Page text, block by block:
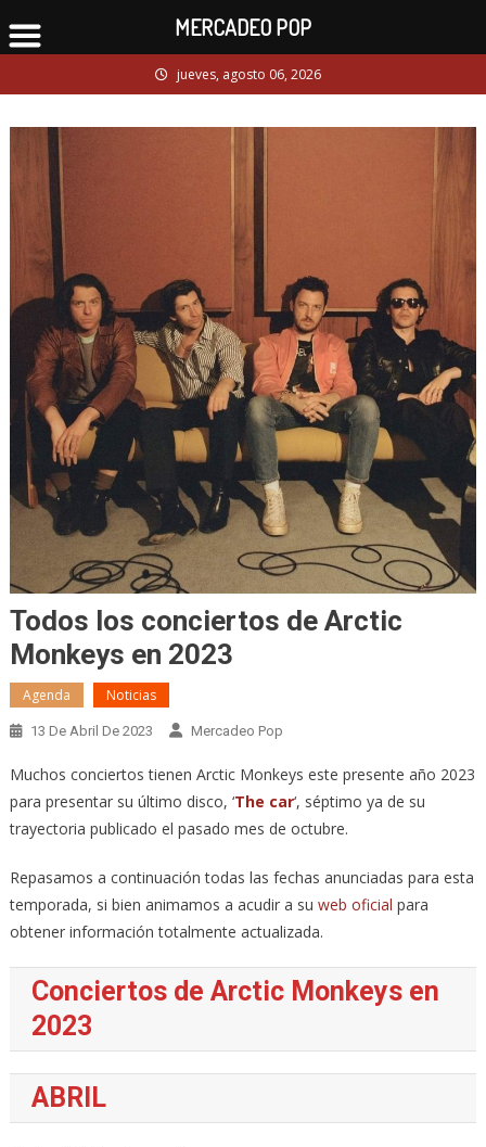
to
jueves, agosto 06, 2026
Todos los conciertos de Arctic
Monkeys en 2023
Agenda Noticias
13 De Abril De 2023 Mercadeo Pop
Muchos conciertos tienen Arctic Monkeys este presente año 2023
para presentar su último disco, ‘The car‘, séptimo ya de su
trayectoria publicado el pasado mes de octubre.
Repasamos a continuación todas las fechas anunciadas para esta
temporada, si bien animamos a acudir a su web oficial para
obtener información totalmente actualizada.
Conciertos de Arctic Monkeys en
2023
ABRIL
MERCADEO POP